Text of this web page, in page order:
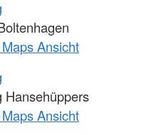
Ansicht
Hansehüppers
Ansicht